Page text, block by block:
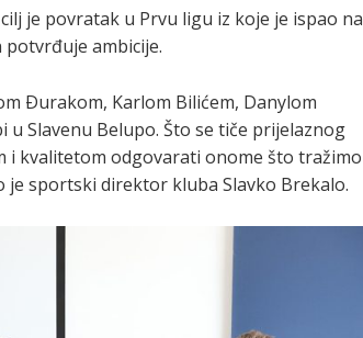
je povratak u Prvu ligu iz koje je ispao na
potvrđuje ambicije.
Ðurakom, Karlom Bilićem, Danylom
Slavenu Belupo. Što se tiče prijelaznog
kvalitetom odgovarati onome što tražimo
sportski direktor kluba Slavko Brekalo.